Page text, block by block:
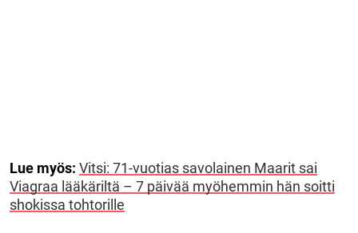
Lue myös: Vitsi: 71-vuotias savolainen Maarit sai
Viagraa lääkäriltä – 7 päivää myöhemmin hän soitti
shokissa tohtorille